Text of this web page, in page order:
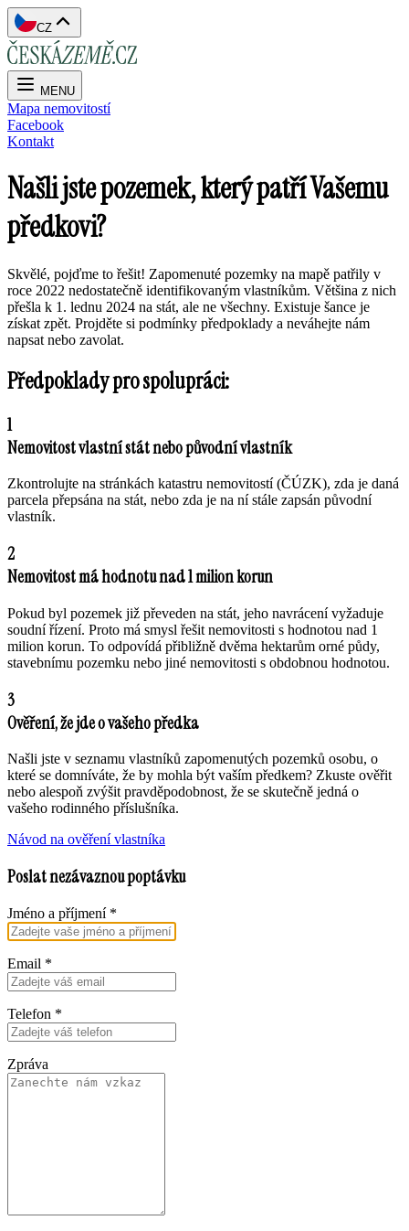
CZ
MENU
Mapa nemovitostí
Facebook
Kontakt
Našli jste pozemek, který patří Vašemu
předkovi?
Skvělé, pojďme to řešit! Zapomenuté pozemky na mapě patřily v
roce 2022 nedostatečně identifikovaným vlastníkům. Většina z nich
přešla k 1. lednu 2024 na stát, ale ne všechny. Existuje šance je
získat zpět. Projděte si podmínky předpoklady a neváhejte nám
napsat nebo zavolat.
Předpoklady pro spolupráci:
1
Nemovitost vlastní stát nebo původní vlastník
Zkontrolujte na stránkách katastru nemovitostí (ČÚZK), zda je daná
parcela přepsána na stát, nebo zda je na ní stále zapsán původní
vlastník.
2
Nemovitost má hodnotu nad 1 milion korun
Pokud byl pozemek již převeden na stát, jeho navrácení vyžaduje
soudní řízení. Proto má smysl řešit nemovitosti s hodnotou nad 1
milion korun. To odpovídá přibližně dvěma hektarům orné půdy,
stavebnímu pozemku nebo jiné nemovitosti s obdobnou hodnotou.
3
Ověření, že jde o vašeho předka
Našli jste v seznamu vlastníků zapomenutých pozemků osobu, o
které se domníváte, že by mohla být vaším předkem? Zkuste ověřit
nebo alespoň zvýšit pravděpodobnost, že se skutečně jedná o
vašeho rodinného příslušníka.
Návod na ověření vlastníka
Poslat nezávaznou poptávku
Jméno a příjmení *
Email *
Telefon *
Zpráva